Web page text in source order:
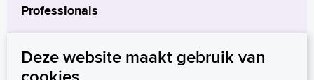
Professionals
Verwijzers
Wetenschappelijk onderzoek
Deze website maakt gebruik van